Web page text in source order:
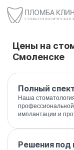
ПЛОМБА
стоматологическая
Цены на
Смоленске
Полный
Наша
имплантации и
Решения